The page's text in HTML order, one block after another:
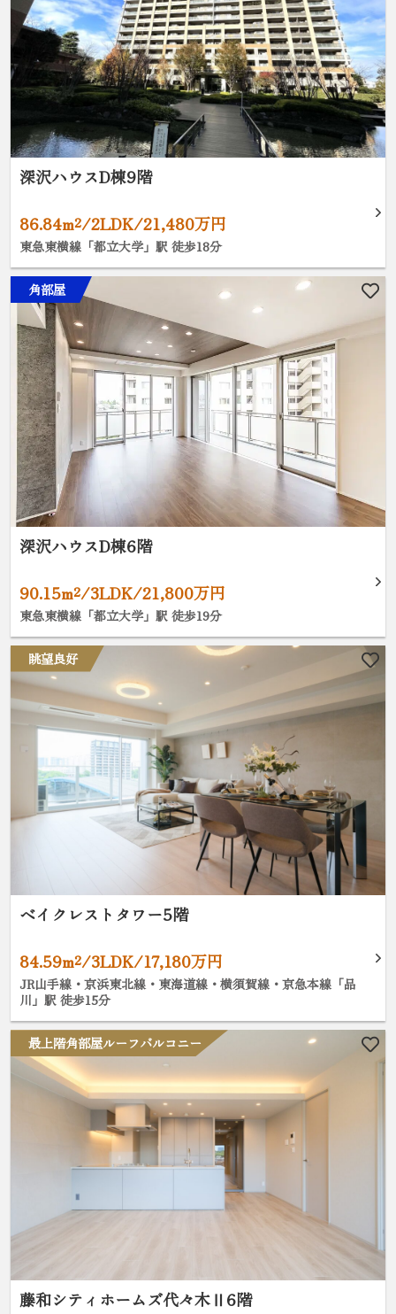
深沢ハウスD棟9階
86.84m²/2LDK/21,480万円
東急東横線「都立大学」駅 徒歩18分
角部屋
深沢ハウスD棟6階
90.15m²/3LDK/21,800万円
東急東横線「都立大学」駅 徒歩19分
眺望良好
ベイクレストタワー5階
84.59m²/3LDK/17,180万円
JR山手線・京浜東北線・東海道線・横須賀線・京急本線「品
川」駅 徒歩15分
最上階角部屋ルーフバルコニー
藤和シティホームズ代々木Ⅱ6階